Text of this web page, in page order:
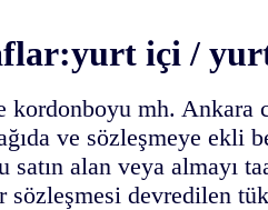
içi / yurt
kordonboyu mh.
ve sözleşmeye ekli
alan veya almayı
sözleşmesi devredilen